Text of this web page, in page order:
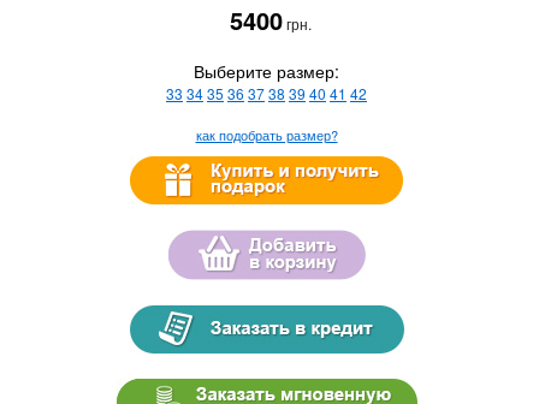
5400грн.
Выберите размер:
33 3435 36 3738 39 40 41 42
как подобрать размер?